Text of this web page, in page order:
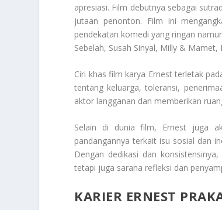
apresiasi. Film debutnya sebagai
jutaan penonton. Film ini
pendekatan komedi yang ringan
Sebelah, Susah Sinyal, Milly &
Ciri khas film karya Ernest terletak
tentang keluarga, toleransi,
aktor langganan dan memberikan
Selain di dunia film, Ernest juga
pandangannya terkait isu sosial dan
Dengan dedikasi dan
tetapi juga sarana refleksi dan
KARIER ERNEST